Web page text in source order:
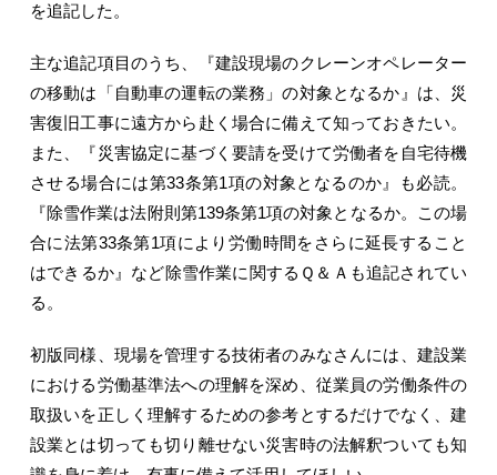
を追記した。
主な追記項目のうち、『建設現場のクレーンオペレーター
の移動は「自動車の運転の業務」の対象となるか』は、災
害復旧工事に遠方から赴く場合に備えて知っておきたい。
また、『災害協定に基づく要請を受けて労働者を自宅待機
させる場合には第33条第1項の対象となるのか』も必読。
『除雪作業は法附則第139条第1項の対象となるか。この場
合に法第33条第1項により労働時間をさらに延長すること
はできるか』など除雪作業に関するＱ＆Ａも追記されてい
る。
初版同様、現場を管理する技術者のみなさんには、建設業
における労働基準法への理解を深め、従業員の労働条件の
取扱いを正しく理解するための参考とするだけでなく、建
設業とは切っても切り離せない災害時の法解釈ついても知